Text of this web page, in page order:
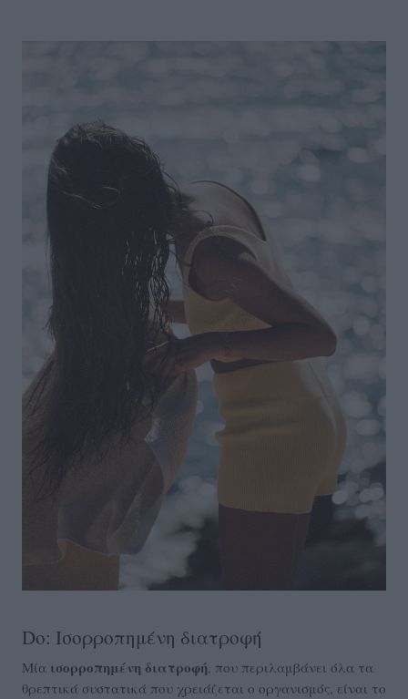
Do: Ισορροπημένη διατροφή
Μία ισορροπημένη διατροφή, που περιλαμβάνει όλα τα
θρεπτικά συστατικά που χρειάζεται ο οργανισμός, είναι το